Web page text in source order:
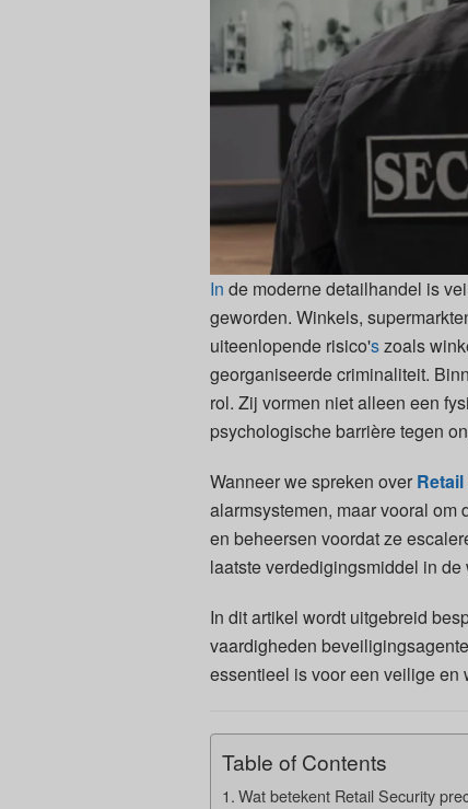
In de moderne detailhandel is
geworden. Winkels,
uiteenlopende risico'szoals
georganiseerde criminaliteit.
rol. Zij vormen niet alleen een
psychologische barrière tegen
Wanneer we spreken over
alarmsystemen, maar vooral om
en beheersen voordat ze
laatste verdedigingsmiddel in
In dit artikel wordt uitgebreid
vaardigheden
essentieel is voor een veilige
Table of Contents
Wat betekent Retail Security